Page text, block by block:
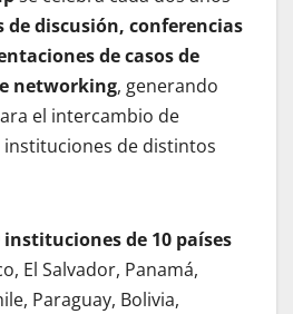
de discusión, conferencias
de casos de
networking, generando
el intercambio de
de distintos
instituciones de 10 países
El Salvador, Panamá,
Paraguay, Bolivia,